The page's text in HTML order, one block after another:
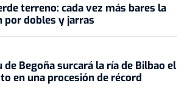
terreno: cada vez más bares la
dobles y jarras
de Begoña surcará la ría de Bilbao el
en una procesión de récord